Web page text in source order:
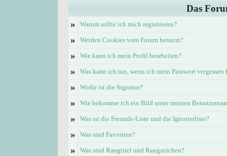
Das
»
Warum sollte ich mich registrieren?
» Werden Cookies vom Forum benutzt?
» Wie kann ich mein Profil bearbeiten?
» Was kann ich tun, wenn ich mein Passwort vergessen
» Wofür ist die Signatur?
» Wie bekomme ich ein Bild unter meinen
» Was ist die Freunde-Liste und die Ignorierliste?
» Was sind Favoriten?
» Was sind Rangtitel und Rangzeichen?